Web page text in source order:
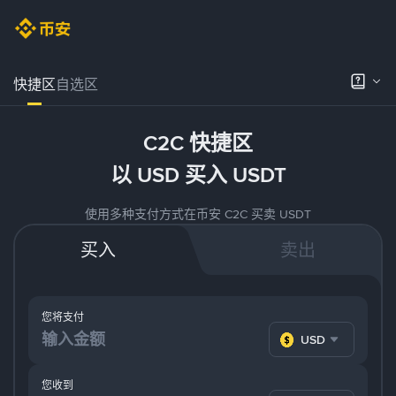
快捷区自选区
C2C 快捷区
以 USD 买入 USDT
使用多种支付方式在币安 C2C 买卖 USDT
买入 卖出
您将支付
USD
您收到